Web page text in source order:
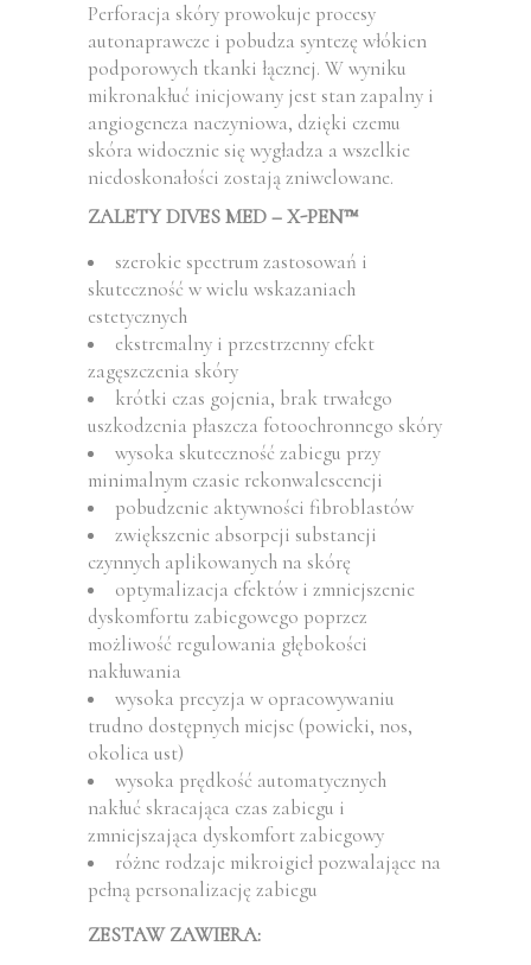
Perforacja skóry prowokuje procesy
autonaprawcze i pobudza syntezę włókien
podporowych tkanki łącznej. W wyniku
mikronakłuć inicjowany jest stan zapalny i
angiogeneza naczyniowa, dzięki czemu
skóra widocznie się wygładza a wszelkie
niedoskonałości zostają zniwelowane.
ZALETY DIVES MED – X-PEN™
szerokie spectrum zastosowań i
skuteczność w wielu wskazaniach
estetycznych
ekstremalny i przestrzenny efekt
zagęszczenia skóry
krótki czas gojenia, brak trwałego
uszkodzenia płaszcza fotoochronnego skóry
wysoka skuteczność zabiegu przy
minimalnym czasie rekonwalescencji
pobudzenie aktywności fibroblastów
zwiększenie absorpcji substancji
czynnych aplikowanych na skórę
optymalizacja efektów i zmniejszenie
dyskomfortu zabiegowego poprzez
możliwość regulowania głębokości
nakłuwania
wysoka precyzja w opracowywaniu
trudno dostępnych miejsc (powieki, nos,
okolica ust)
wysoka prędkość automatycznych
nakłuć skracająca czas zabiegu i
zmniejszająca dyskomfort zabiegowy
różne rodzaje mikroigieł pozwalające na
pełną personalizację zabiegu
ZESTAW ZAWIERA: